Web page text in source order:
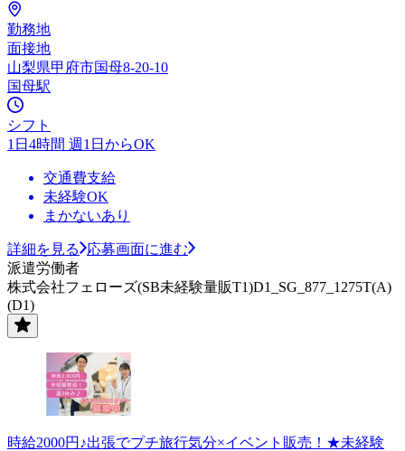
勤務地
面接地
山梨県甲府市国母8-20-10
国母駅
シフト
1日4時間 週1日からOK
交通費支給
未経験OK
まかないあり
詳細を見る
応募画面に進む
派遣労働者
株式会社フェローズ(SB未経験量販T1)D1_SG_877_1275T(A)
(D1)
時給2000円♪出張でプチ旅行気分×イベント販売！★未経験